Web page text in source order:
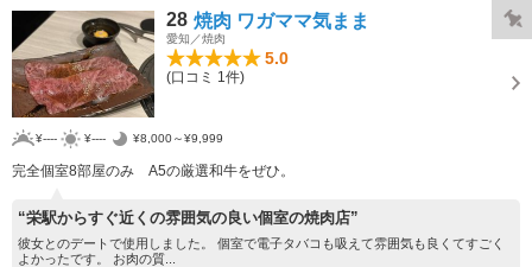
28 焼肉 ワガママ気まま
愛知／焼肉
5.0
(口コミ 1件)
¥---- ¥---- ¥8,000～¥9,999
完全個室8部屋のみ A5の厳選和牛をぜひ。
“栄駅からすぐ近くの雰囲気の良い個室の焼肉店”
彼女とのデートで使用しました。 個室で電子タバコも吸えて雰囲気も良くてすごく
よかったです。 お肉の質...